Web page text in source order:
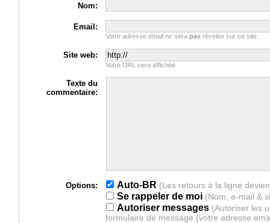
Nom:
Email:
Votre adresse email ne serapas révélée sur ce site.
Site web:
Votre URL sera affichée.
Texte du
commentaire:
Options:
Auto-BR
Se rappeler de moi (Nom, e-mail &
Autoriser messages (Autoriser les
formulaire de message (votre adresse